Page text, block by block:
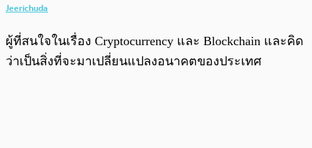
Jeerichuda
ผู้ที่สนใจในเรื่อง Cryptocurrency และ Blockchain และคิด
ว่าเป็นสิ่งที่จะมาเปลี่ยนแปลงอนาคตของประเทศ